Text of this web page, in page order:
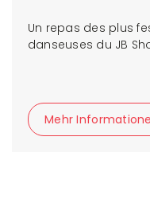
Un repas des plus
danseuses du JB
Mehr